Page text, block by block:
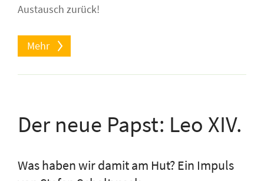
Austausch zurück!
Mehr
Der neue Papst: Leo XIV.
Was haben wir damit am Hut? Ein Impuls